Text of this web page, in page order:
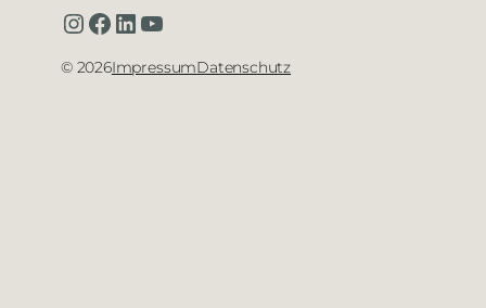
InstagramFacebook LinkedIn YouTube
©2026ImpressumDatenschutz